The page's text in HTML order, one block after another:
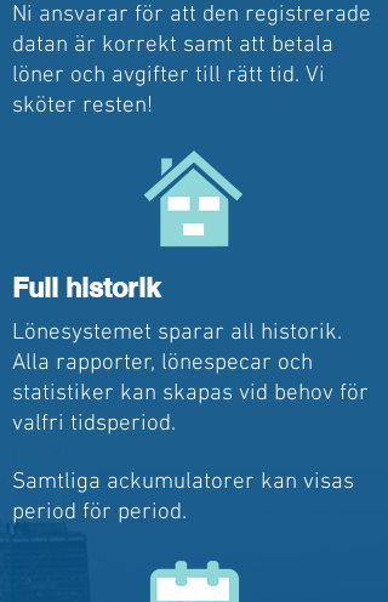
Ni ansvarar för att den registrerade
datan är korrekt samt att betala
löner och avgifter till rätt tid. Vi
sköter resten!
Full historik
Lönesystemet sparar all historik.
Alla rapporter, lönespecar och
statistiker kan skapas vid behov för
valfri tidsperiod.
Samtliga ackumulatorer kan visas
period för period.